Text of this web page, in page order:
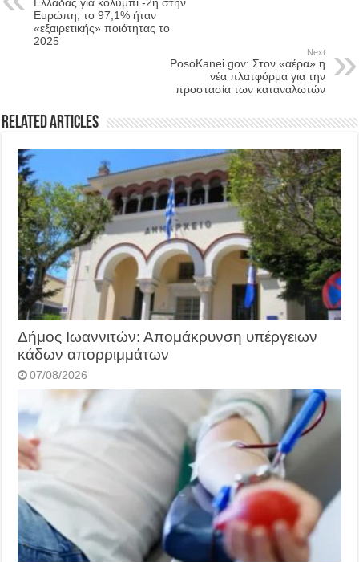
Ευρώπη, το 97,1% ήταν
«εξαιρετικής» ποιότητας το
2025
Next
PosoKanei.gov: Στον «αέρα» η
νέα πλατφόρμα για την
προστασία των καταναλωτών
Related Articles
Δήμος Ιωαννιτών: Απομάκρυνση υπέργειων
κάδων απορριμμάτων
07/08/2026